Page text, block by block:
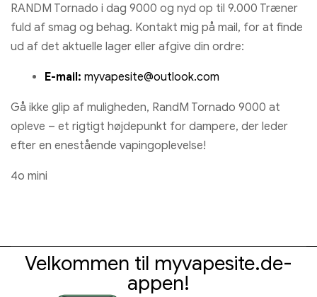
RANDM Tornado i dag 9000 og nyd op til 9.000 Træner
fuld af smag og behag. Kontakt mig på mail, for at finde
ud af det aktuelle lager eller afgive din ordre:
E-mail: myvapesite@outlook.com
Gå ikke glip af muligheden, RandM Tornado 9000 at
opleve – et rigtigt højdepunkt for dampere, der leder
efter en enestående vapingoplevelse!
4o mini
Velkommen til myvapesite.de-
appen!